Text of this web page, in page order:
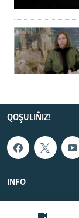
QOŞULIÑIZ!
INFO